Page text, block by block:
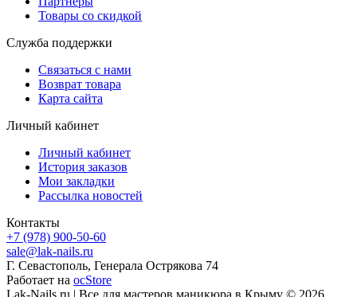
Товары со скидкой
Служба поддержки
Связаться с нами
Возврат товара
Карта сайта
Личный кабинет
Личный кабинет
История заказов
Мои закладки
Рассылка новостей
Контакты
+7 (978) 900-50-60
sale@lak-nails.ru
Г. Севастополь, Генерала Острякова 74
Работает на ocStore
Lak-Nails.ru | Все для мастеров маникюра в Крыму © 2026